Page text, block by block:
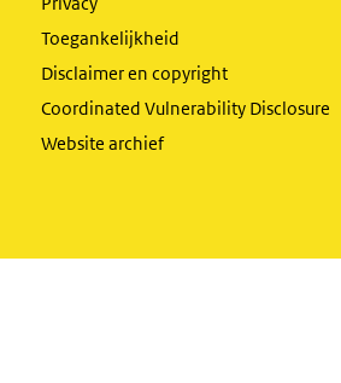
Toegankelijkheid
Disclaimer en copyright
Coordinated Vulnerability Disclosure
Website archief